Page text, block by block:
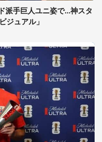
派手巨人ユニ姿で...神スタ
ジュアル」